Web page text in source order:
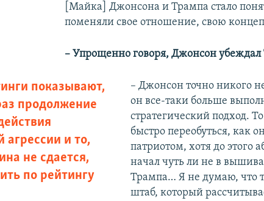
[Майка] Джонсона и Трампа стало
поменяли свое отношение, свою
– Упрощенно говоря, Джонсон
показывают,
продолжение
агрессии и то,
не сдается,
по рейтингу
– Джонсон точно никого
он все-таки больше
стратегический подход.
быстро переобуться, как
патриотом, хотя до этого
начал чуть ли не в
Трампа… Я не думаю, что
штаб, который